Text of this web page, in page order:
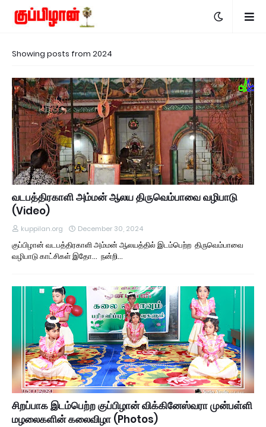
Showing posts from 2024
வடபத்திரகாளி அம்மன் ஆலய திருவெம்பாவை வழிபாடு
(Video)
kuppilan.org December 30, 2024
குப்பிழான் வடபத்திரகாளி அம்மன் ஆலயத்தில் இடம்பெற்ற திருவெம்பாவை
வழிபாடு காட்சிகள் இதோ... நன்றி…
சிறப்பாக இடம்பெற்ற குப்பிழான் விக்கினேஸ்வரா முன்பள்ளி
மழலைகளின் கலைவிழா (Photos)